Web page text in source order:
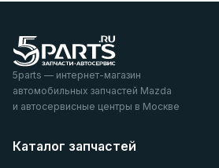
5parts — интернет-магазин
автомобильных запчастей Mazda
и автосервисные центры в Москве
Каталог запчастей